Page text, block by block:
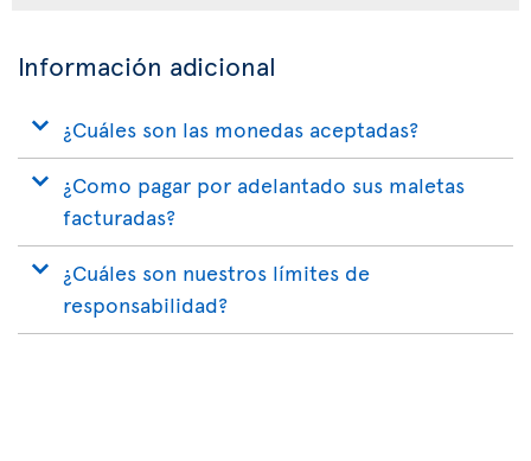
Información adicional
¿Cuáles son las monedas aceptadas?
¿Como pagar por adelantado sus maletas
facturadas?
¿Cuáles son nuestros límites de
responsabilidad?